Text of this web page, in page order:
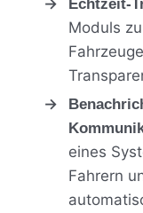
Echtzeit-
Moduls
eines
Fahrern